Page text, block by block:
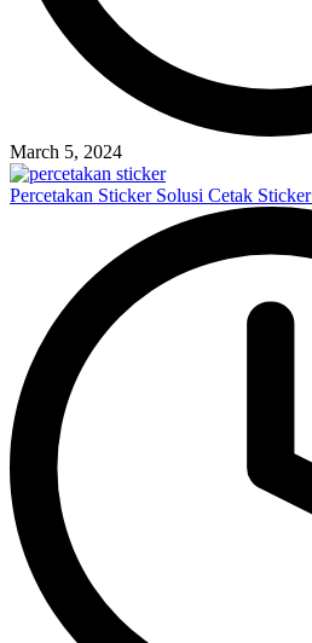
March 5, 2024
Percetakan Sticker Solusi Cetak